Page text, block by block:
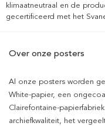
klimaatneutraal en de
gecertificeerd met het
Over onze posters
Al onze posters worden
White-papier, een
Clairefontaine-
archiefkwaliteit, het